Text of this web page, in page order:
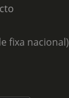
fixa nacional)